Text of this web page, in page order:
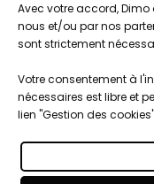
Avec votre accord,
nous et/ou par nos
sont strictement
Votre consentement à
nécessaires est libre et
lien "Gestion des
Nos agences
Catalogue objets
Expertise, conseil et
Personnalisation de
Engagements,
Studios PAO intégré
Vos objets 100% sur-
Informations
CGV
Mentions légales
Politique de cookies
Notre démarche
Nous intégrons les
dans la stratégies